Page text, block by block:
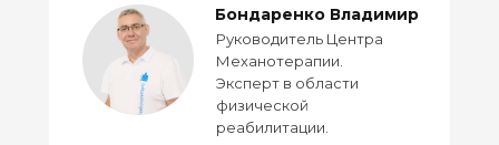
Бондаренко Владимир
Руководитель Центра
Механотерапии.
Эксперт в области
физической
реабилитации.